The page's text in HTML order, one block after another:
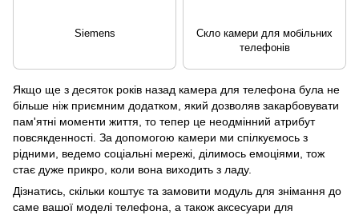
Якщо ще з десяток років назад камера для телефона була не
більше ніж приємним додатком, який дозволяв закарбовувати
пам'ятні моменти життя, то тепер це неодмінний атрибут
повсякденності. За допомогою камери ми спілкуємось з
рідними, ведемо соціальні мережі, ділимось емоціями, тож
стає дуже прикро, коли вона виходить з ладу.
Дізнатись, скільки коштує та замовити модуль для знімання до
саме вашої моделі телефона, а також аксесуари для
Siemens
Скло камери для мобільних
телефонів